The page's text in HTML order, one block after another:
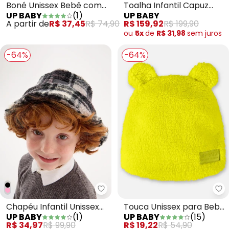
Boné Unissex Bebê com
Fps +50 Verde
UP BABY (1)
A partir deR$ 37,45R$ 74,90
Toalha Infantil Capuz
Canarinho Brasil Amarelo
UP BABY
R$ 159,92R$ 199,90
ou 5xde R$ 31,98 sem juros
-64%
Up Baby - Chapéu Infantil
Chapéu Infantil Unissex
Infantil Preto
UP BABY (1)
R$ 34,97R$ 99,90
-64%
Touca Unissex para Bebê
Amarelo
UP BABY (15)
R$ 19,22R$ 54,90